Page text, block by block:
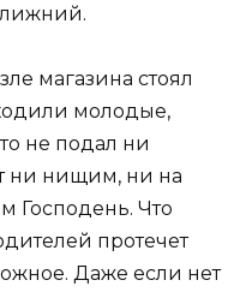
магазина стоял
молодые,
не подал ни
ни нищим, ни на
Господень. Что
протечет
Даже если нет